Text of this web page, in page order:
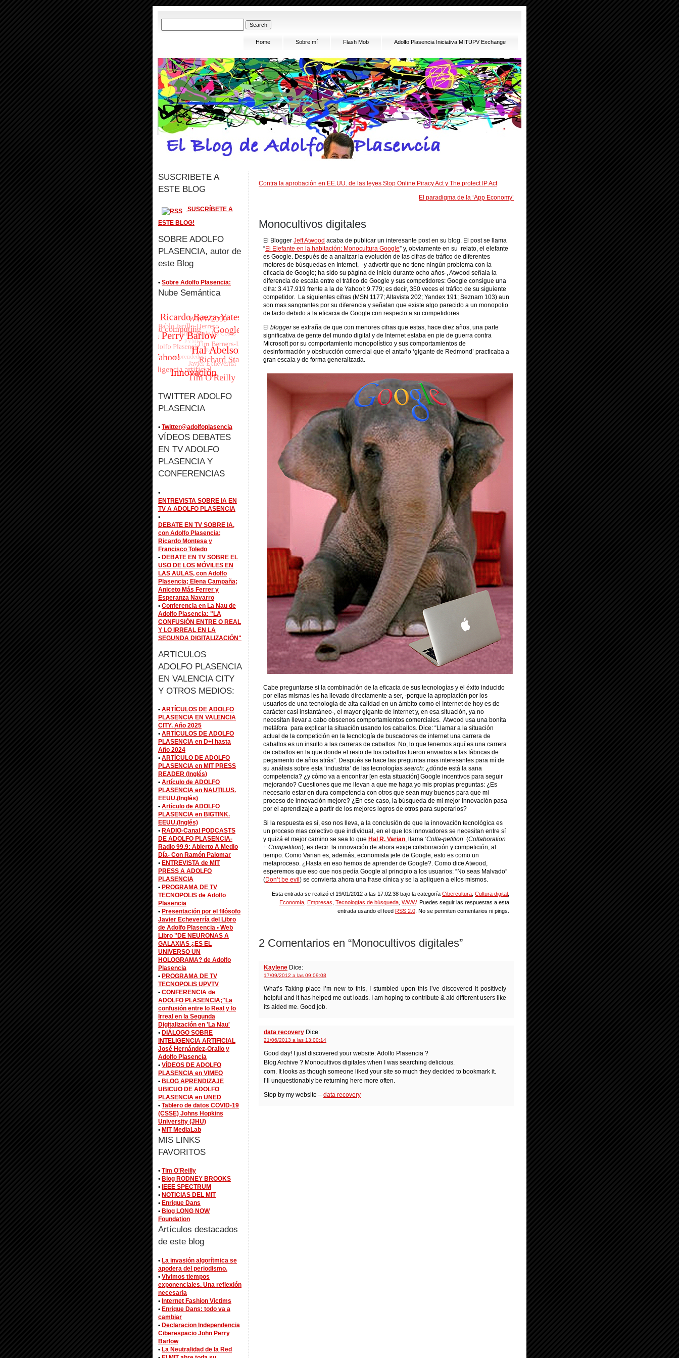
Home Sobre mí Flash Mob Adolfo Plasencia Iniciativa MITUPV Exchange
Contra la aprobación en EE.UU. de las leyes Stop Online Piracy Act y The protect IP Act
El paradigma de la ‘App Economy’
Monocultivos digitales
El Blogger Jeff Atwood acaba de publicar un interesante post en su blog. El post se llama
“El Elefante en la habitación: Monocultura Google” y, obviamente en su relato, el elefante
es Google. Después de a analizar la evolución de las cifras de tráfico de diferentes
motores de búsquedas en Internet, -y advertir que no tiene ningún problema con la
eficacia de Google; ha sido su página de inicio durante ocho años-, Atwood señala la
diferencia de escala entre el tráfico de Google y sus competidores: Google consigue una
cifra: 3.417.919 frente a la de Yahoo!: 9.779; es decir, 350 veces el tráfico de su siguiente
competidor. La siguientes cifras (MSN 1177; Altavista 202; Yandex 191; Seznam 103) aun
son mas sangrantes por su diferencia y señalan que existe algo parecido a un monopolio
de facto debido a la eficacia de Google con respecto a su competidores
El bloggerse extraña de que con menores cifras que estas, hace diez años, una parte
significativa de gente del mundo digital y de Internet estaba en pie de guerra contra
Microsoft por su comportamiento monopolístico y sus comportamientos de
desinformación y obstrucción comercial que el antaño ‘gigante de Redmond’ practicaba a
gran escala y de forma generalizada.
Cabe preguntarse si la combinación de la eficacia de sus tecnologías y el éxito inducido
por ellas mismas les ha llevado directamente a ser, -porque la apropiación por los
usuarios de una tecnología de alta calidad en un ámbito como el Internet de hoy es de
carácter casi instantáneo-, el mayor gigante de Internet y, en esa situación, ya no
necesitan llevar a cabo obscenos comportamientos comerciales. Atwood usa una bonita
metáfora para explicar la situación usando los caballos. Dice: “Llamar a la situación
actual de la competición en la tecnología de buscadores de internet una carrera de
caballos es un insulto a las carreras de caballos. No, lo que tenemos aquí es una carrera
de caballos en la que donde el resto de los caballos fueron enviados a las fábricas de
pegamento de años atrás”. Después se hace las preguntas mas interesantes para mí de
su análisis sobre esta ‘industria’ de las tecnologías search: ¿dónde está la sana
competencia? ¿y cómo va a encontrar [en esta situación] Google incentivos para seguir
mejorando? Cuestiones que me llevan a que me haga yo mis propias preguntas: ¿Es
necesario estar en dura competencia con otros que sean muy buenos para que mi
proceso de innovación mejore? ¿En ese caso, la búsqueda de mi mejor innovación pasa
por el aprendizaje a partir de los mejores logros de otros para superarlos?
Si la respuesta es sí, eso nos lleva, a la conclusión de que la innovación tecnológica es
un proceso mas colectivo que individual, en el que los innovadores se necesitan entre sí
y quizá el mejor camino se sea lo que Hal R. Varian, llama ‘Colla-petition’ (Collaboration
+ Competition), es decir: la innovación de ahora exige colaboración y competición, al
tiempo. Como Varian es, además, economista jefe de Google, esto es como un
metaproceso. ¿Hasta en eso hemos de aprender de Google?. Como dice Atwood,
esperemos que eso que nos pedía Google al principio a los usuarios: “No seas Malvado”
(Don’t be evil ) se convierta ahora una frase cínica y se la apliquen a ellos mismos.
Esta entrada se realizó el 19/01/2012 a las 17:02:38 bajo la categoría Cibercultura Cultura digital
Economía Empresas Tecnologías de búsqueda WWW. Puedes seguir las respuestas a esta
entrada usando el feed RSS 2.0 . No se permiten comentarios ni pings.
2 Comentarios en “Monocultivos digitales”
Kaylene Dice:
17/09/2012 a las 09:09:08
What’s Taking place i’m new to this, I stumbled upon this I’ve discovered It positively
helpful and it has helped me out loads. I am hoping to contribute & aid different users like
its aided me. Good job.
data recovery Dice:
21/06/2013 a las 13:00:14
Good day! I just discovered your website: Adolfo Plasencia ?
Blog Archive ? Monocultivos digitales when I was searching delicious.
com. It looks as though someone liked your site so much they decided to bookmark it.
I’ll unquestionably be returning here more often.
Stop by my website – data recovery
SUSCRIBETE A
ESTE BLOG
SUSCRÍBETE A
ESTE BLOG!
SOBRE ADOLFO
PLASENCIA, autor de
este Blog
• Sobre Adolfo Plasencia:
Nube Semántica
TWITTER ADOLFO
PLASENCIA
• Twitter@adolfoplasencia
VÍDEOS DEBATES
EN TV ADOLFO
PLASENCIA Y
CONFERENCIAS
•
ENTREVISTA SOBRE IA EN
TV A ADOLFO PLASENCIA
•
DEBATE EN TV SOBRE IA,
con Adolfo Plasencia;
Ricardo Montesa y
Francisco Toledo
• DEBATE EN TV SOBRE EL
USO DE LOS MÓVILES EN
LAS AULAS, con Adolfo
Plasencia; Elena Campaña;
Aniceto Más Ferrer y
Esperanza Navarro
• Conferencia en La Nau de
Adolfo Plasencia: "LA
CONFUSIÓN ENTRE O REAL
Y LO IRREAL EN LA
SEGUNDA DIGITALIZACIÓN"
ARTICULOS
ADOLFO PLASENCIA
EN VALENCIA CITY
Y OTROS MEDIOS:
• ARTÍCULOS DE ADOLFO
PLASENCIA EN VALENCIA
CITY. Año 2025
• ARTÍCULOS DE ADOLFO
PLASENCIA en D+I hasta
Año 2024
• ARTÍCULO DE ADOLFO
PLASENCIA en MIT PRESS
READER (Inglés)
• Artículo de ADOLFO
PLASENCIA en NAUTILUS.
EEUU.(Inglés)
• Artículo de ADOLFO
PLASENCIA en BIGTINK.
EEUU.(Inglés)
• RADIO-Canal PODCASTS
DE ADOLFO PLASENCIA-
Radio 99.9: Abierto A Medio
Día- Con Ramón Palomar
• ENTREVISTA de MIT
PRESS A ADOLFO
PLASENCIA
• PROGRAMA DE TV
TECNOPOLIS de Adolfo
Plasencia
• Presentación por el filósofo
Javier Echeverría del Libro
de Adolfo Plasencia • Web
Libro "DE NEURONAS A
GALAXIAS ¿ES EL
UNIVERSO UN
HOLOGRAMA? de Adolfo
Plasencia
• PROGRAMA DE TV
TECNOPOLIS UPVTV
• CONFERENCIA de
ADOLFO PLASENCIA;"La
confusión entre lo Real y lo
Irreal en la Segunda
Digitalización en 'La Nau'
• DIÁLOGO SOBRE
INTELIGENCIA ARTIFICIAL
José Hernández-Orallo y
Adolfo Plasencia
• VÍDEOS DE ADOLFO
PLASENCIA en VIMEO
• BLOG APRENDIZAJE
UBICUO DE ADOLFO
PLASENCIA en UNED
• Tablero de datos COVID-19
(CSSE) Johns Hopkins
University (JHU)
• MIT MediaLab
MIS LINKS
FAVORITOS
• Tim O'Reilly
• Blog RODNEY BROOKS
• IEEE SPECTRUM
• NOTICIAS DEL MIT
• Enrique Dans
• Blog LONG NOW
Foundation
Artículos destacados
de este blog
• La invasión algorítmica se
apodera del periodismo.
• Vivimos tiempos
exponenciales. Una reflexión
necesaria
• Internet Fashion Victims
• Enrique Dans: todo va a
cambiar
• Declaracion Independencia
Ciberespacio John Perry
Barlow
• La Neutralidad de la Red